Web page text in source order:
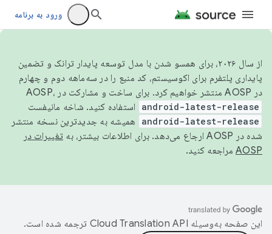
ورود به برنامه
از سال ۲۰۲۶، برای همسو شدن با مدل توسعه پایدار ترانک و تضمین
پایداری پلتفرم برای اکوسیستم، کد منبع را در سه‌ماهه دوم و چهارم
در AOSP منتشر خواهیم کرد. برای ساخت و مشارکت در AOSP،
android-latest-release استفاده کنید. شاخه مانیفست
android-latest-release
همیشه به جدیدترین نسخه منتشر
شده در AOSP ارجاع می‌دهد. برای اطلاعات بیشتر، به
تغییرات در
AOSP مراجعه کنید.
این صفحه به‌وسیله ترجمه شده است.